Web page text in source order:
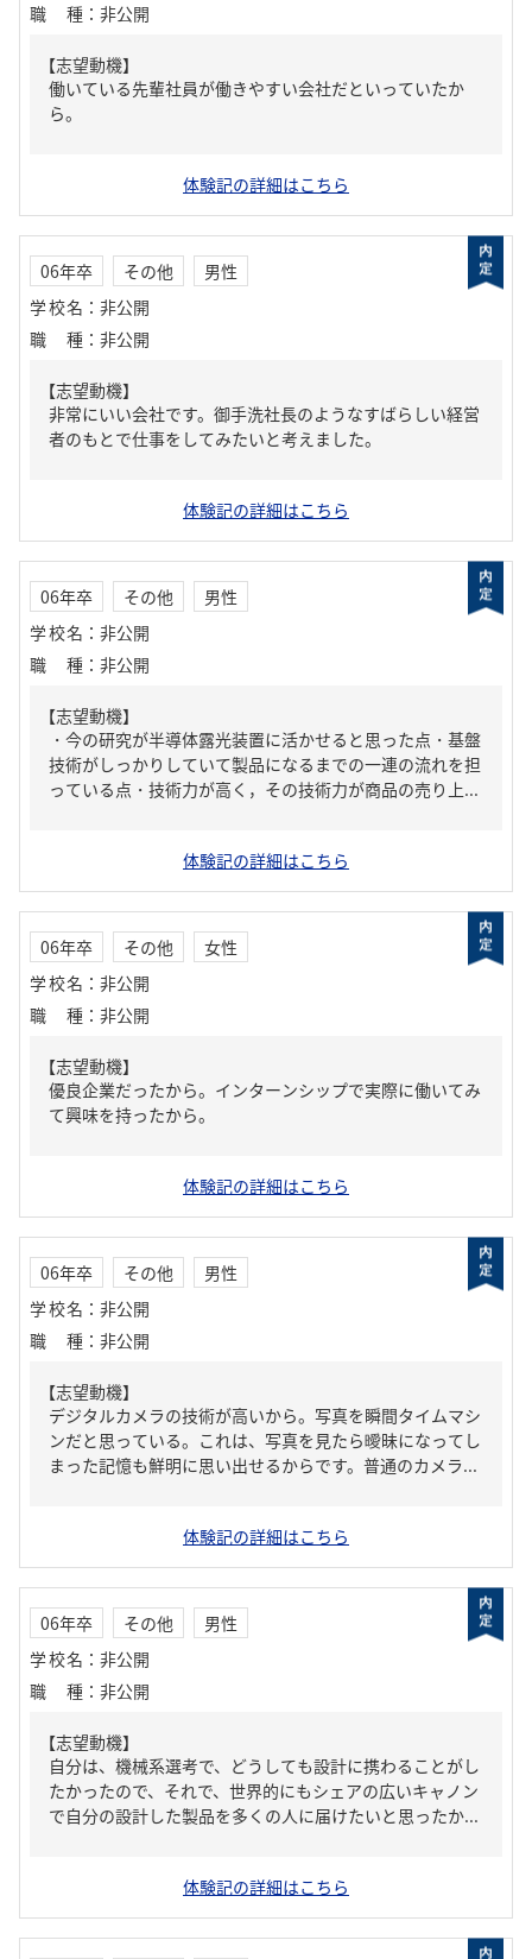
職種 ： 非公開
【志望動機】
働いている先輩社員が働きやすい会社だといっていたか
ら。
体験記の詳細はこちら
06年卒 その他
男性
学校名 ： 非公開
職種 ： 非公開
【志望動機】
非常にいい会社です。御手洗社長のようなすばらしい経営
者のもとで仕事をしてみたいと考えました。
体験記の詳細はこちら
06年卒 その他
男性
学校名 ： 非公開
職種 ： 非公開
【志望動機】
・今の研究が半導体露光装置に活かせると思った点・基盤
技術がしっかりしていて製品になるまでの一連の流れを担
っている点・技術力が高く，その技術力が商品の売り上...
体験記の詳細はこちら
06年卒 その他
女性
学校名 ： 非公開
職種 ： 非公開
【志望動機】
優良企業だったから。インターンシップで実際に働いてみ
て興味を持ったから。
体験記の詳細はこちら
06年卒 その他
男性
学校名 ： 非公開
職種 ： 非公開
【志望動機】
デジタルカメラの技術が高いから。写真を瞬間タイムマシ
ンだと思っている。これは、写真を見たら曖昧になってし
まった記憶も鮮明に思い出せるからです。普通のカメラ...
体験記の詳細はこちら
06年卒 その他
男性
学校名 ： 非公開
職種 ： 非公開
【志望動機】
自分は、機械系選考で、どうしても設計に携わることがし
たかったので、それで、世界的にもシェアの広いキャノン
で自分の設計した製品を多くの人に届けたいと思ったか...
体験記の詳細はこちら